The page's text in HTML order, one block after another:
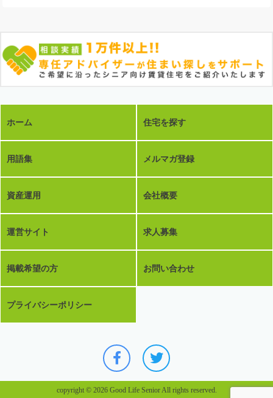
ホーム 住宅を探す
用語集 メルマガ登録
資産運用 会社概要
運営サイト 求人募集
掲載希望の方 お問い合わせ
プライバシーポリシー
copyright © 2026 Good Life Senior All rights reserved.